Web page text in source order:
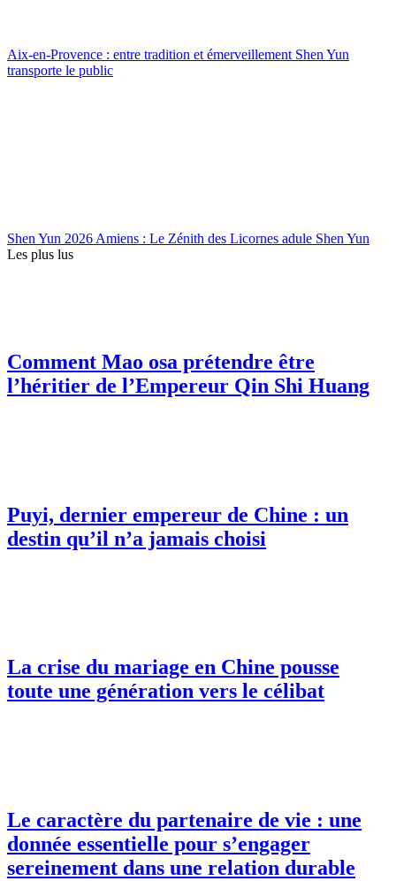
Aix-en-Provence : entre tradition et émerveillement Shen Yun
transporte le public
Shen Yun 2026 Amiens : Le Zénith des Licornes adule Shen Yun
Les plus lus
Comment Mao osa prétendre être
l’héritier de l’Empereur Qin Shi Huang
Puyi, dernier empereur de Chine : un
destin qu’il n’a jamais choisi
La crise du mariage en Chine pousse
toute une génération vers le célibat
Le caractère du partenaire de vie : une
donnée essentielle pour s’engager
sereinement dans une relation durable